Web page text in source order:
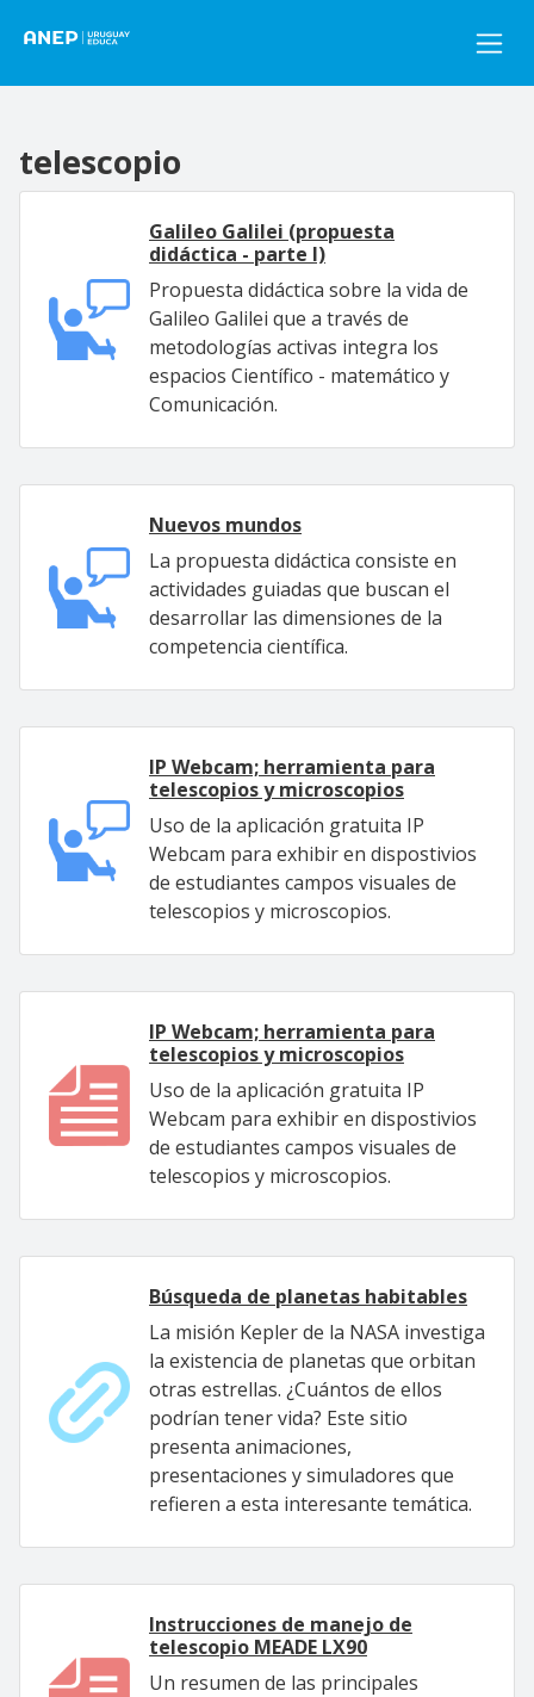
telescopio
Galileo Galilei (propuesta
didáctica - parte I)
Propuesta didáctica sobre la vida de
Galileo Galilei que a través de
metodologías activas integra los
espacios Científico - matemático y
Comunicación.
Nuevos mundos
La propuesta didáctica consiste en
actividades guiadas que buscan el
desarrollar las dimensiones de la
competencia científica.
IP Webcam; herramienta para
telescopios y microscopios
Uso de la aplicación gratuita IP
Webcam para exhibir en dispostivios
de estudiantes campos visuales de
telescopios y microscopios.
IP Webcam; herramienta para
telescopios y microscopios
Uso de la aplicación gratuita IP
Webcam para exhibir en dispostivios
de estudiantes campos visuales de
telescopios y microscopios.
Búsqueda de planetas habitables
La misión Kepler de la NASA investiga
la existencia de planetas que orbitan
otras estrellas. ¿Cuántos de ellos
podrían tener vida? Este sitio
presenta animaciones,
presentaciones y simuladores que
refieren a esta interesante temática.
Instrucciones de manejo de
telescopio MEADE LX90
Un resumen de las principales